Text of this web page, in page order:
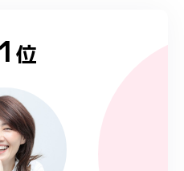
1 位